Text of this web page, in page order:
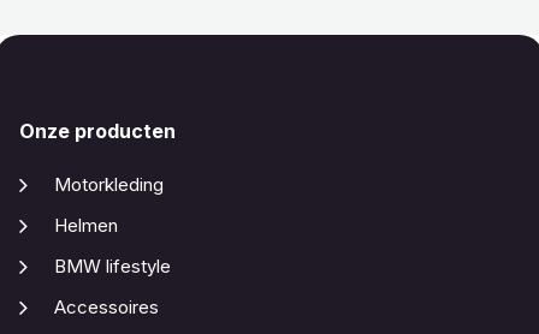
Onze producten
Motorkleding
Helmen
BMW lifestyle
Accessoires